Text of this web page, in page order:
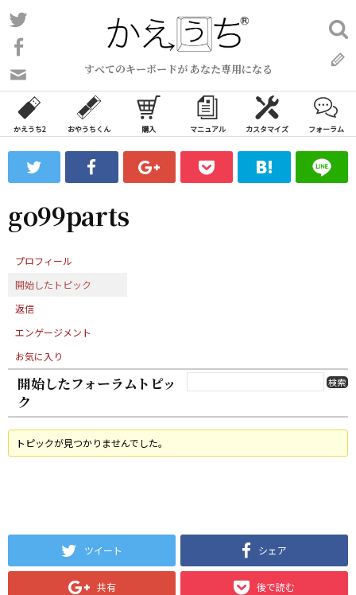
コ
ン
ン
ツ
ス
ッ
すべてのキーボードが あなた専用になる
い
合
わ
フ
ォ
ム
検
索:
かえうち2 おやうちくん 購入 マニュアル カスタマイズ フォーラム
go99parts
プロフィール
開始したトピック
返信
エンゲージメント
お気に入り
開始したフォーラムトピッ
ク
トピックが見つかりませんでした。
ツイート シェア
共有 後で読む